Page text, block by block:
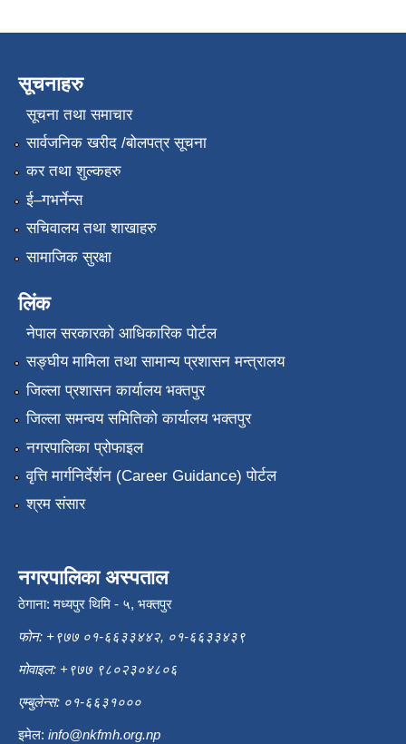
सूचनाहरु
सूचना तथा समाचार
सार्वजनिक खरीद /बोलपत्र सूचना
कर तथा शुल्कहरु
ई–गभर्नेन्स
सचिवालय तथा शाखाहरु
सामाजिक सुरक्षा
लिंक
नेपाल सरकारको आधिकारिक पोर्टल
सङ्‍घीय मामिला तथा सामान्य प्रशासन मन्त्रालय
जिल्ला प्रशासन कार्यालय भक्तपुर
जिल्ला समन्वय समितिको कार्यालय भक्तपुर
नगरपालिका प्रोफाइल
वृत्ति मार्गनिर्देर्शन (Career Guidance) पोर्टल
श्रम संसार
नगरपालिका अस्पताल
ठेगाना: मध्यपुर थिमि - ५, भक्तपुर
फोन: +९७७ ०१-६६३३४४२, ०१-६६३३४३९
मोवाइल: +९७७ ९८०२३०४८०६
एम्बुलेन्स: ०१-६६३१०००
इमेल: info@nkfmh.org.np